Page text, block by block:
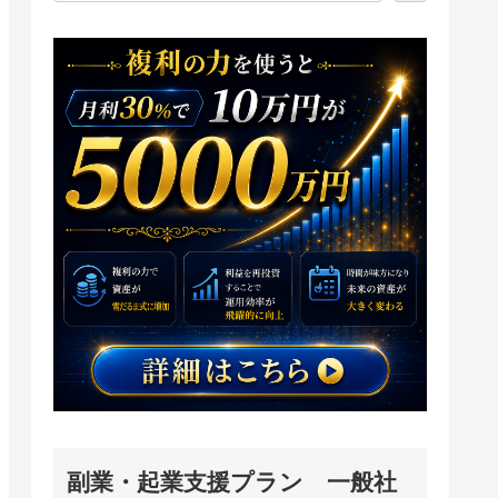
副業・起業支援プラン 一般社